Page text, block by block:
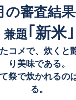
の審査結
兼題｢新米｣
コメで、炊くと
り美味である。
祭で炊かれるの
る。